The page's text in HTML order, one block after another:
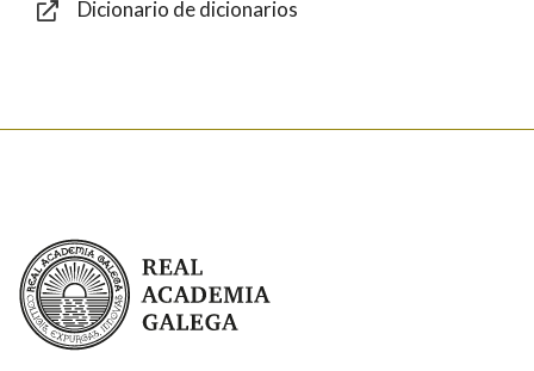
Dicionario de dicionarios
Real Academia Galega